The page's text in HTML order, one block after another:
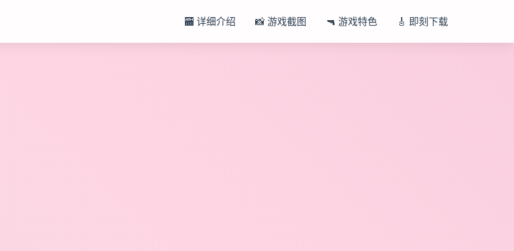
🏧 详细介绍 📸 游戏截图 🔫 游戏特色 🎸 即刻下载